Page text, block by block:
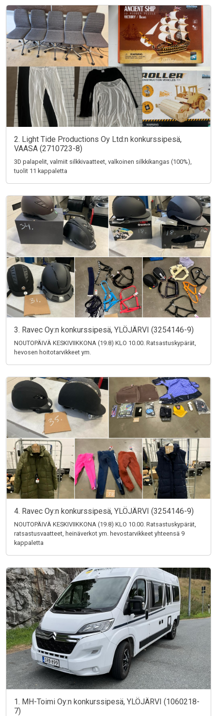
2. Light Tide Productions Oy Ltd:n konkurssipesä,
VAASA (2710723-8)
3D palapelit, valmiit silkkivaatteet, valkoinen silkkikangas (100%),
tuolit 11 kappaletta
3. Ravec Oy:n konkurssipesä, YLÖJÄRVI (3254146-9)
NOUTOPÄIVÄ KESKIVIIKKONA (19.8) KLO 10.00. Ratsastuskypärät,
hevosen hoitotarvikkeet ym.
4. Ravec Oy:n konkurssipesä, YLÖJÄRVI (3254146-9)
NOUTOPÄIVÄ KESKIVIIKKONA (19.8) KLO 10.00. Ratsastuskypärät,
ratsastusvaatteet, heinäverkot ym. hevostarvikkeet yhteensä 9
kappaletta
1. MH-Toimi Oy:n konkurssipesä, YLÖJÄRVI (1060218-
7)